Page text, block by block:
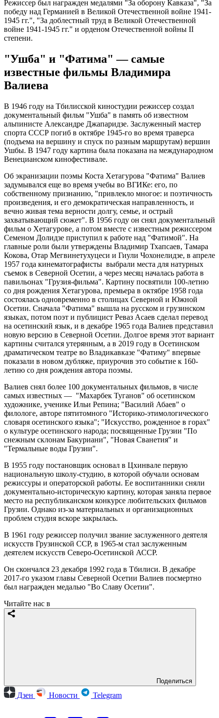
Режиссер был награжден медалями "За оборону Кавказа", "За
победу над Германией в Великой Отечественной войне 1941-
1945 гг.", "За доблестный труд в Великой Отечественной
войне 1941-1945 гг." и орденом Отечественной войны II
степени.
"Ушба" и "Фатима" — самые
известные фильмы Владимира
Валиева
В 1946 году на Тбилисской киностудии режиссер создал
документальный фильм "Ушба" в память об известном
альпинисте Александре Джапаридзе. Заслуженный мастер
спорта СССР погиб в октябре 1945-го во время траверса
(подъема на вершину и спуск по разным маршрутам) вершин
Ушбы. В 1947 году картина была показана на международном
Венецианском кинофестивале.
Об экранизации поэмы Коста Хетагурова "Фатима" Валиев
задумывался еще во время учебы во ВГИКе: его, по
собственному признанию, "привлекло многое: и поэтичность
произведения, и его демократическая направленность, и
вечно живая тема верности долгу, семье, и острый
захватывающий сюжет". В 1956 году он снял документальный
фильм о Хетагурове, а потом вместе с известным режиссером
Семеном Долидзе приступил к работе над "Фатимой". На
главные роли были утверждены Владимир Тхапсаев, Тамара
Кокова, Отар Мегвинетухуцеси и Гиули Чохонелидзе, в апреле
1957 года кинематографисты выбрали места для натурных
съемок в Северной Осетии, а через месяц началась работа в
павильонах "Грузия-фильма". Картину посвятили 100-летию
со дня рождения Хетагурова, премьера в октябре 1958 года
состоялась одновременно в столицах Северной и Южной
Осетии. Сначала "Фатима" вышла на русском и грузинском
языках, потом поэт и публицист Реваз Асаев сделал перевод
на осетинский язык, и в декабре 1965 года Валиев представил
новую версию в Северной Осетии. Долгое время этот вариант
картины считался утерянным, а в 2019 году в Осетинском
драматическом театре во Владикавказе "Фатиму" впервые
показали в новом дубляже, приурочив это событие к 160-
летию со дня рождения автора поэмы.
Валиев снял более 100 документальных фильмов, в числе
самых известных — "Махарбек Туганов" об осетинском
художнике, ученике Ильи Репина; "Василий Абаев" о
филологе, авторе пятитомного "Историко-этимологического
словаря осетинского языка"; "Искусство, рожденное в горах"
о культуре осетинского народа; посвященные Грузии "По
снежным склонам Бакуриани", "Новая Сванетия" и
"Термальные воды Грузии".
В 1955 году постановщик основал в Цхинвале первую
национальную школу-студию, в которой обучали основам
режиссуры и операторской работы. Ее воспитанники сняли
документально-историческую картину, которая заняла первое
место на республиканском конкурсе любительских фильмов
Грузии. Однако из-за материальных и организационных
проблем студия вскоре закрылась.
В 1961 году режиссер получил звание заслуженного деятеля
искусств Грузинской ССР, в 1965-м стал заслуженным
деятелем искусств Северо-Осетинской АССР.
Он скончался 23 декабря 1992 года в Тбилиси. В декабре
2017-го указом главы Северной Осетии Валиев посмертно
был награжден медалью "Во Славу Осетии".
Читайте нас в
Поделиться
Дзен Новости Telegram